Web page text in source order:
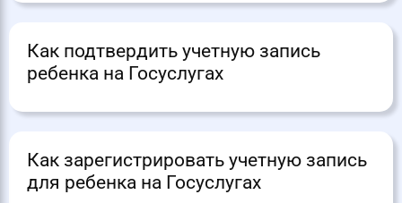
Как подтвердить учетную запись
ребенка на Госуслугах
Как зарегистрировать учетную запись
для ребенка на Госуслугах